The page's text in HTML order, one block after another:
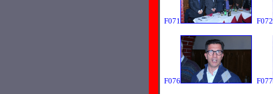
F071 F072
F076 F077